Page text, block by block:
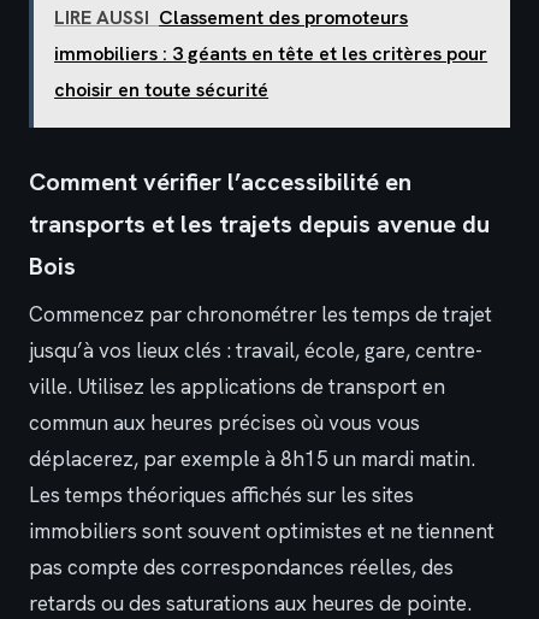
LIRE AUSSI Classement des promoteurs
immobiliers : 3 géants en tête et les critères pour
choisir en toute sécurité
Comment vérifier l’accessibilité en
transports et les trajets depuis avenue du
Bois
Commencez par chronométrer les temps de trajet
jusqu’à vos lieux clés : travail, école, gare, centre-
ville. Utilisez les applications de transport en
commun aux heures précises où vous vous
déplacerez, par exemple à 8h15 un mardi matin.
Les temps théoriques affichés sur les sites
immobiliers sont souvent optimistes et ne tiennent
pas compte des correspondances réelles, des
retards ou des saturations aux heures de pointe.